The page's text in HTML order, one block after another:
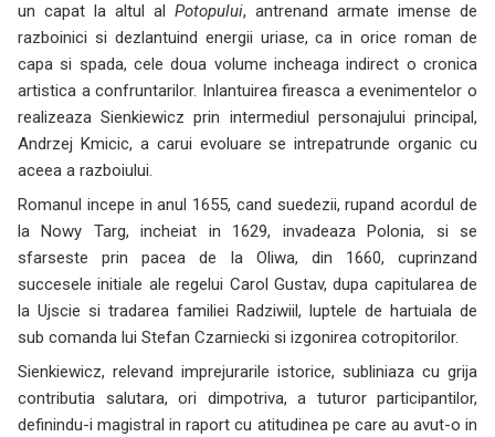
un capat la altul al Potopului, antrenand armate imense de
razboinici si dezlantuind energii uriase, ca in orice roman de
capa si spada, cele doua volume incheaga indirect o cronica
artistica a confruntarilor. Inlantuirea fireasca a evenimentelor o
realizeaza Sienkiewicz prin intermediul personajului principal,
Andrzej Kmicic, a carui evoluare se intrepatrunde organic cu
aceea a razboiului.
Romanul incepe in anul 1655, cand suedezii, rupand acordul de
la Nowy Targ, incheiat in 1629, invadeaza Polonia, si se
sfarseste prin pacea de la Oliwa, din 1660, cuprinzand
succesele initiale ale regelui Carol Gustav, dupa capitularea de
la Ujscie si tradarea familiei Radziwiil, luptele de hartuiala de
sub comanda lui Stefan Czarniecki si izgonirea cotropitorilor.
Sienkiewicz, relevand imprejurarile istorice, subliniaza cu grija
contributia salutara, ori dimpotriva, a tuturor participantilor,
definindu-i magistral in raport cu atitudinea pe care au avut-o in